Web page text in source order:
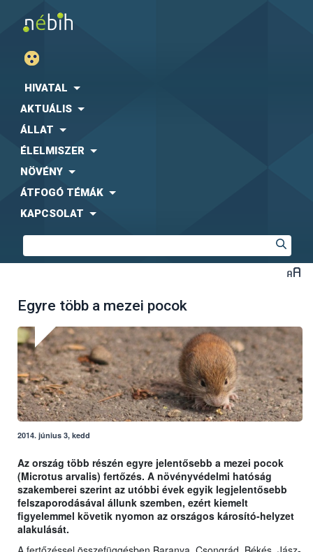
HIVATAL
AKTUÁLIS
ÁLLAT
ÉLELMISZER
NÖVÉNY
ÁTFOGÓ TÉMÁK
KAPCSOLAT
Egyre több a mezei pocok
2014. június 3, kedd
Az ország több részén egyre jelentősebb a mezei pocok
(Microtus arvalis) fertőzés. A növényvédelmi hatóság
szakemberei szerint az utóbbi évek egyik legjelentősebb
felszaporodásával állunk szemben, ezért kiemelt
figyelemmel követik nyomon az országos károsító-helyzet
alakulását.